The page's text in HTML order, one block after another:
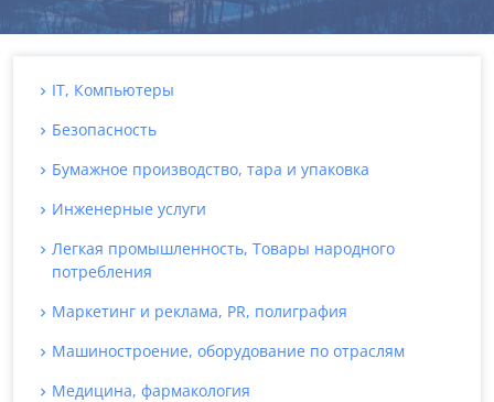
IT, Компьютеры
Безопасность
Бумажное производство, тара и упаковка
Инженерные услуги
Легкая промышленность, Товары народного
потребления
Маркетинг и реклама, PR, полиграфия
Машиностроение, оборудование по отраслям
Медицина, фармакология